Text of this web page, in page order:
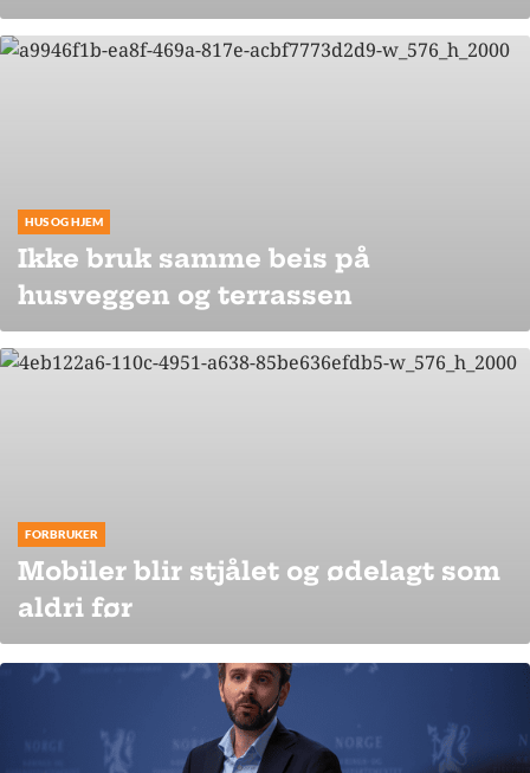
HUS OG HJEM
Ikke bruk samme beis på
husveggen og terrassen
FORBRUKER
Mobiler blir stjålet og ødelagt som
aldri før